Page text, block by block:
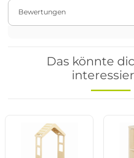
Bewertungen
Das könnte